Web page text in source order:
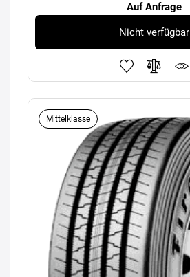
Auf Anfrage
Nicht verfügbar
Mittelklasse